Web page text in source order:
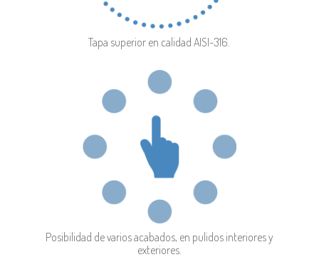
Tapa superior en calidad AISI-316.
Posibilidad de varios acabados, en pulidos interiores y
exteriores.